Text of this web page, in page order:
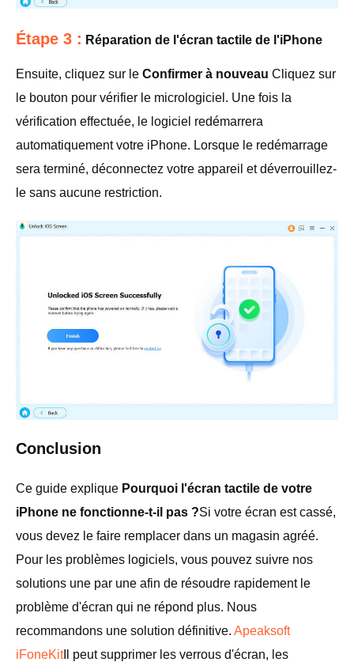
Étape 3 : Réparation de l'écran tactile de l'iPhone
Ensuite, cliquez sur le Confirmer à nouveau Cliquez sur
le bouton pour vérifier le micrologiciel. Une fois la
vérification effectuée, le logiciel redémarrera
automatiquement votre iPhone. Lorsque le redémarrage
sera terminé, déconnectez votre appareil et déverrouillez-
le sans aucune restriction.
Conclusion
Ce guide explique Pourquoi l'écran tactile de votre
iPhone ne fonctionne-t-il pas ?Si votre écran est cassé,
vous devez le faire remplacer dans un magasin agréé.
Pour les problèmes logiciels, vous pouvez suivre nos
solutions une par une afin de résoudre rapidement le
problème d'écran qui ne répond plus. Nous
recommandons une solution définitive. Apeaksoft
iFoneKitIl peut supprimer les verrous d'écran, les